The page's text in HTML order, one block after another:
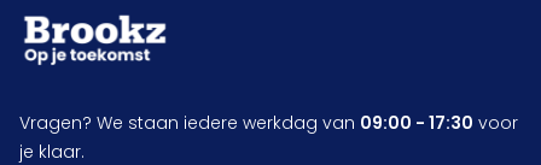
Vragen? We staan iedere werkdag van 09:00 - 17:30 voor
je klaar.